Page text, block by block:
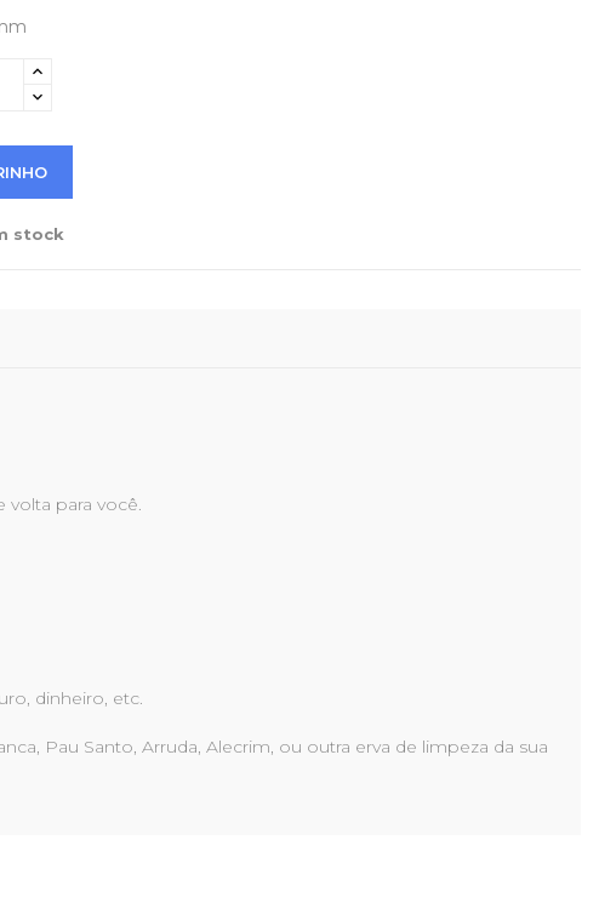
stock
volta para você.
dinheiro, etc.
Pau Santo, Arruda, Alecrim, ou outra erva de limpeza da sua